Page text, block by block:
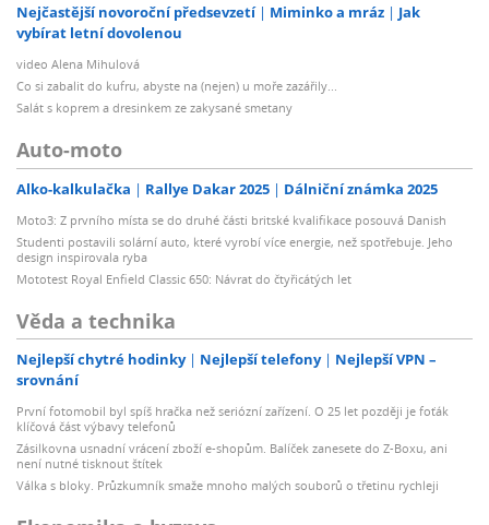
Nejčastější novoroční předsevzetí Miminko a mráz
Jak
vybírat letní dovolenou
video Alena Mihulová
Co si zabalit do kufru, abyste na (nejen) u moře zazářily...
Salát s koprem a dresinkem ze zakysané smetany
Auto-moto
Alko-kalkulačka Rallye Dakar 2025 Dálniční známka 2025
Moto3: Z prvního místa se do druhé části britské kvalifikace posouvá Danish
Studenti postavili solární auto, které vyrobí více energie, než spotřebuje. Jeho
design inspirovala ryba
Mototest Royal Enfield Classic 650: Návrat do čtyřicátých let
Věda a technika
Nejlepší chytré hodinky Nejlepší telefony
Nejlepší VPN –
srovnání
První fotomobil byl spíš hračka než seriózní zařízení. O 25 let později je foťák
klíčová část výbavy telefonů
Zásilkovna usnadní vrácení zboží e-shopům. Balíček zanesete do Z-Boxu, ani
není nutné tisknout štítek
Válka s bloky. Průzkumník smaže mnoho malých souborů o třetinu rychleji